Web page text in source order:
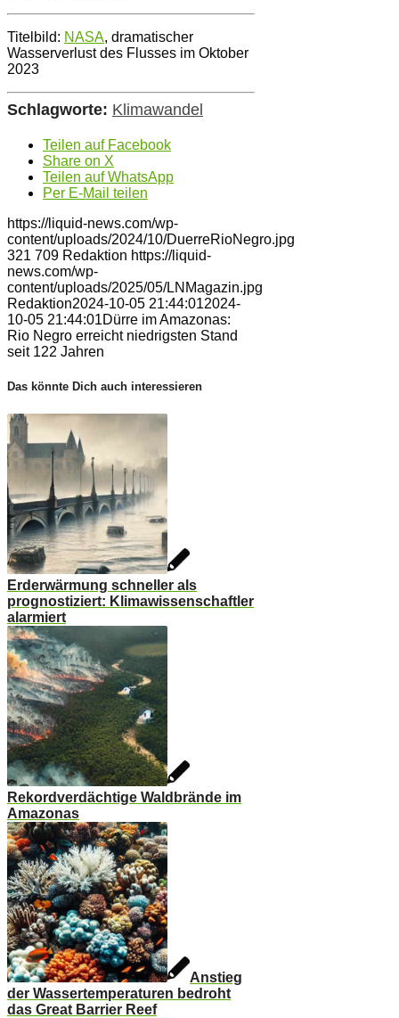
Titelbild: NASA, dramatischer
Wasserverlust des Flusses im Oktober
2023
Schlagworte: Klimawandel
Teilen auf Facebook
Share on X
Teilen auf WhatsApp
Per E-Mail teilen
https://liquid-news.com/wp-
content/uploads/2024/10/DuerreRioNegro.jpg
321 709 Redaktion https://liquid-
news.com/wp-
content/uploads/2025/05/LNMagazin.jpg
Redaktion2024-10-05 21:44:012024-
10-05 21:44:01Dürre im Amazonas:
Rio Negro erreicht niedrigsten Stand
seit 122 Jahren
Das könnte Dich auch interessieren
Erderwärmung schneller als
prognostiziert: Klimawissenschaftler
alarmiert
Rekordverdächtige Waldbrände im
Amazonas
Anstieg
der Wassertemperaturen bedroht
das Great Barrier Reef